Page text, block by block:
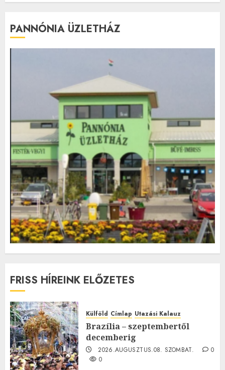
PANNÓNIA ÜZLETHÁZ
FRISS HÍREINK ELŐZETES
Külföld Címlap Utazási Kalauz
Brazília – szeptembertől
decemberig
2026.AUGUSZTUS.08. SZOMBAT.
0
0